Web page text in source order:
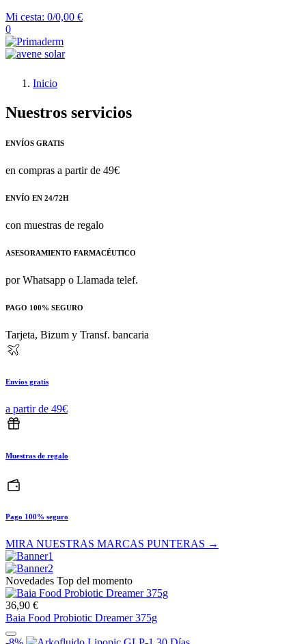
Mi cesta: 0/0,00 €
0
Inicio
Nuestros servicios
ENVÍOS GRATIS
en compras a partir de 49€
ENVÍO EN 24/72H
con muestras de regalo
ASESORAMIENTO FARMACÉUTICO
por Whatsapp o Llamada telef.
PAGO 100% SEGURO
Tarjeta, Bizum y Transf. bancaria
Envíos gratis
a partir de 49€
Muestras de regalo
Pago 100% seguro
MIRA NUESTRAS MARCAS PUNTERAS →
Novedades Top del momento
36,90 €
Baia Food Probiotic Dreamer 375g